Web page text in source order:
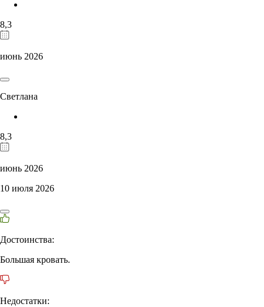
8,3
июнь 2026
Светлана
8,3
июнь 2026
10 июля 2026
Достоинства:
Большая кровать.
Недостатки: